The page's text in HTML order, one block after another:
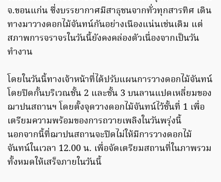
จ.ขอนแก่น ซึ่งบรรยากาศมีสาธุชนจากทั่วทุกสารทิศ เดิน
ทางมาวางดอกไม้จันทน์กันอย่างเนืองแน่นเช่นเดิม แต่
สภาพการจราจรในวันนี้ยังคงคล่องตัวเนื่องจากเป็นวัน
ทำงาน
โดยในวันนี้ทางเจ้าหน้าที่ได้ปรับแผนการวางดอกไม้จันทน์
โดยปิดกั้นบริเวณชั้น 2 และชั้น 3 บนลานแปดเหลี่ยมของ
ฌาปนสถานฯ โดยตั้งจุดวางดอกไม้จันทน์ไว้ชั้นที่ 1 เพื่อ
เตรียมความพร้อมของการถวายเพลิงในวันพรุ่งนี้
นอกจากนี้ที่ฌาปนสถานจะปิดไม่ให้มีการวางดอกไม้
จันทน์ในเวลา 12.00 น. เพื่อจัดเตรียมสถานที่ในภาพรวม
ทั้งหมดให้เสร็จภายในวันนี้